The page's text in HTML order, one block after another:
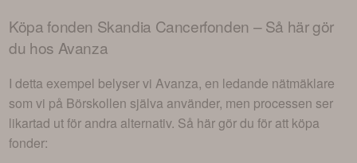
Köpa fonden Skandia Cancerfonden – Så här gör
du hos Avanza
I detta exempel belyser vi Avanza, en ledande nätmäklare
som vi på Börskollen själva använder, men processen ser
likartad ut för andra alternativ. Så här gör du för att köpa
fonder: